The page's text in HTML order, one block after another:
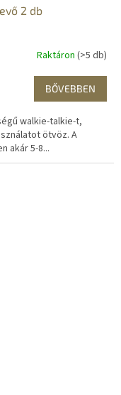
2 db
Raktáron (>5 db)
BŐVEBBEN
walkie-talkie-t,
ötvöz. A
akár 5-8...